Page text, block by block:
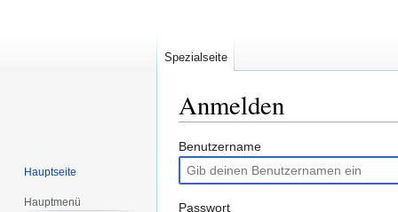
Anmelden
Zur
Navigation
springen
Zur
Suche
springen
Benutzername
Passwort
Spezialseite
Hauptseite
Hauptmenü